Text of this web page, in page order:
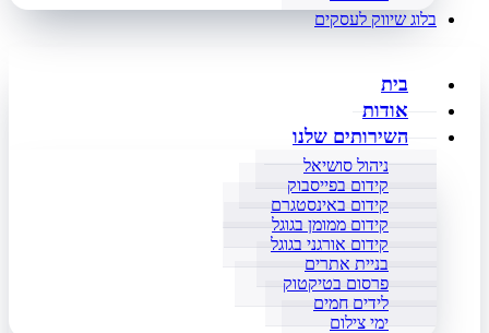
בלוג שיווק לעסקים
בית
אודות
השירותים שלנו
ניהול סושיאל
קידום בפייסבוק
קידום באינסטגרם
קידום ממומן בגוגל
קידום אורגני בגוגל
בניית אתרים
פרסום בטיקטוק
לידים חמים
ימי צילום